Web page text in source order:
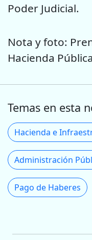
Poder Judicial.
Nota y foto:
Hacienda
Temas en esta
Administración
Pago de Haberes